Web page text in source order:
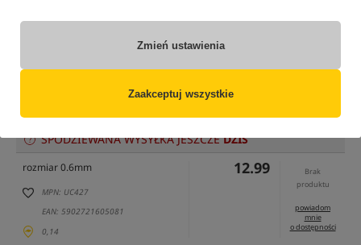
Zmień ustawienia
Zaakceptuj wszystkie
SPODZIEWANA WYSYŁKA JESZCZEDZIŚ
rozmiar 0.6mm
MPN: UC427
EAN: 5902721605081
0,14
12.99
Brak
produktu
powiadom
mnie
o dostępności